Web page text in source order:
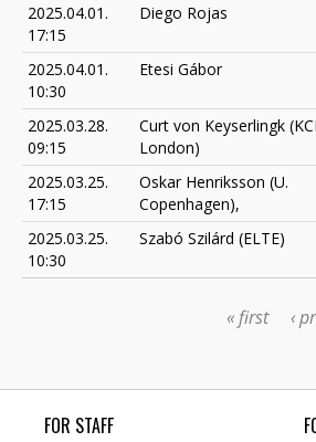
2025.04.01.
17:15
Diego Rojas
2025.04.01.
10:30
Etesi Gábor
2025.03.28.
09:15
Curt von Keyserlingk
London)
2025.03.25.
17:15
Oskar Henriksson (U.
Copenhagen),
2025.03.25.
10:30
Szabó Szilárd (ELTE)
« first ‹
FOR STAFF